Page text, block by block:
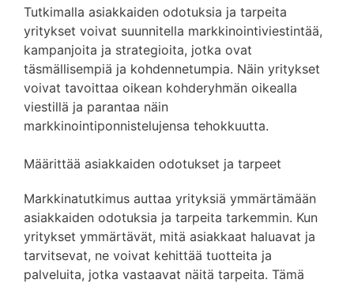
Tutkimalla asiakkaiden odotuksia ja tarpeita
yritykset voivat suunnitella markkinointiviestintää,
kampanjoita ja strategioita, jotka ovat
täsmällisempiä ja kohdennetumpia. Näin yritykset
voivat tavoittaa oikean kohderyhmän oikealla
viestillä ja parantaa näin
markkinointiponnistelujensa tehokkuutta.
Määrittää asiakkaiden odotukset ja tarpeet
Markkinatutkimus auttaa yrityksiä ymmärtämään
asiakkaiden odotuksia ja tarpeita tarkemmin. Kun
yritykset ymmärtävät, mitä asiakkaat haluavat ja
tarvitsevat, ne voivat kehittää tuotteita ja
palveluita, jotka vastaavat näitä tarpeita. Tämä